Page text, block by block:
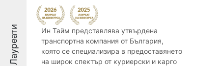
Лауреати
Ин Тайм представлява утвърдена
транспортна компания от България,
която се специализира в предоставянето
на широк спектър от куриерски и карго